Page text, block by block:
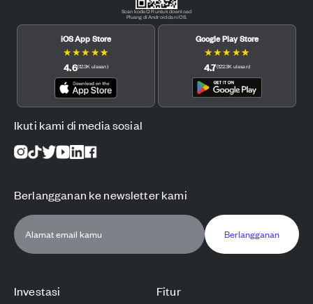
Investasi Fitur
Scan kode QR untuk download
Pluang di Android dan iOS.
iOS App Store
★★★ ★★
4.6(12.3K ulasan)
Google Play Store
★★★ ★★
4.7(122.3K ulasan)
Ikuti kami di media sosial
Berlangganan ke newsletter kami
Berlangganan